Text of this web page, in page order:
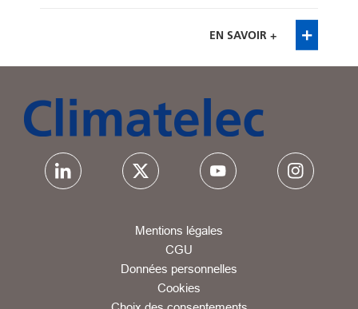
EN SAVOIR +
Mentions légales
CGU
Données personnelles
Cookies